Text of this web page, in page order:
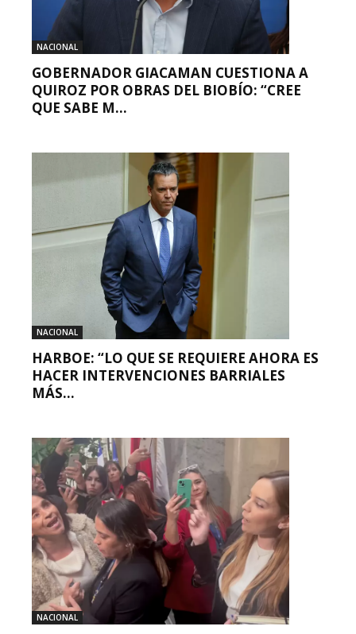
NACIONAL
GOBERNADOR GIACAMAN CUESTIONA A
QUIROZ POR OBRAS DEL BIOBÍO: “CREE
QUE SABE M...
NACIONAL
HARBOE: “LO QUE SE REQUIERE AHORA ES
HACER INTERVENCIONES BARRIALES
MÁS...
NACIONAL